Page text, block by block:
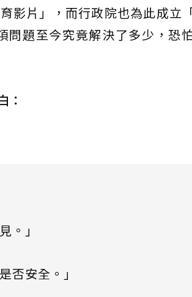
影片」，而行政院也為此成立
問題至今究竟解決了多少，恐
：
。」
否安全。」